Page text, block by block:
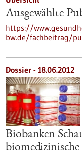
Ausgewählte
https://
bw.de/fachbeitrag/
Dossier - 18.06.2012
Biobanken
biomedizinische